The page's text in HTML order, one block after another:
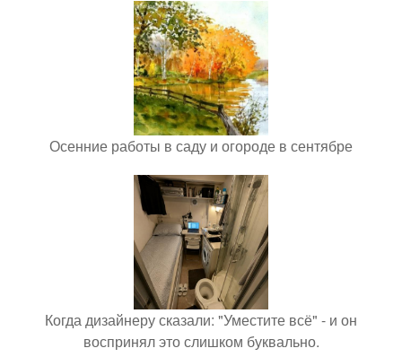
Осенние работы в саду и огороде в сентябре
Когда дизайнеру сказали: "Уместите всё" - и он
воспринял это слишком буквально.